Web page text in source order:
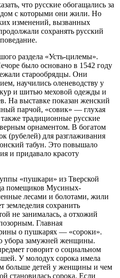
что русские обогащались за
с которыми они жили. Но
изменений, вызванных
сохранять русский
раздела «Усть-цилемы».
было основано в 1542 году
старообрядцы. Они
научились оленеводству у
и шитью меховой одежды и
На выставке показан женский
парчой, «совик» — глухая
традиционные русские
орнаментом. В богатом
(рубелей) для разглаживания
табун. Это повышало
и придавало красоту
«пушкари» из Тверской
помещиков Мусиных-
лесами и болотами, жили
земледелия сохранить
не занималась, а отхожий
Главная
о пушкарях — «сороки».
убора замужней женщины.
говорит о социальном
У молодух сорока имела
больше детей у женщины и чем
становилась сорока. Если